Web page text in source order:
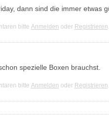
dann sind die immer etwas
bitte Anmelden oder Registrieren
spezielle Boxen brauchst.
bitte Anmelden oder Registrieren